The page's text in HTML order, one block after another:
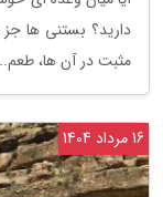
دارید؟ بستنی ها
مثبت در آن ها،
16 مرداد 1404